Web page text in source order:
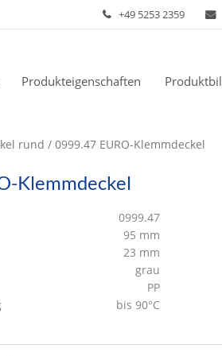
+49 5253 2359
Produkteigenschaften
rund / 0999.47 EURO-Klemmdeckel
Klemmdeckel
0999.47
95 mm
23 mm
grau
PP
bis 90°C